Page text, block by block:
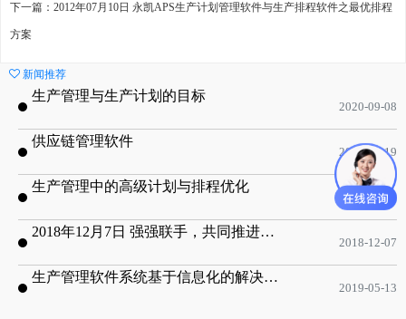
下一篇：2012年07月10日 永凯APS生产计划管理软件与生产排程软件之最优排程
方案
新闻推荐
生产管理与生产计划的目标
2020-09-08
供应链管理软件
2020-01-19
生产管理中的高级计划与排程优化
2019-05-16
2018年12月7日 强强联手，共同推进电子器件领域APS应用典范 风华高科生产自动化工业互联网应用项目-APS项目启动会
2018-12-07
生产管理软件系统基于信息化的解决方案
2019-05-13